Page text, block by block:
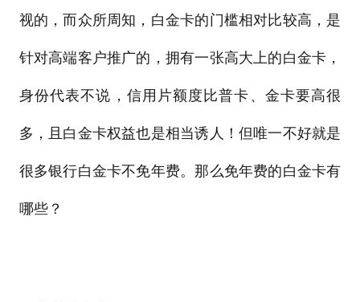
视的，而众所周知，白金卡的门槛相对比较高，是
针对高端客户推广的，拥有一张高大上的白金卡，
身份代表不说，信用片额度比普卡、金卡要高很
多，且白金卡权益也是相当诱人！但唯一不好就是
很多银行白金卡不免年费。那么免年费的白金卡有
哪些？